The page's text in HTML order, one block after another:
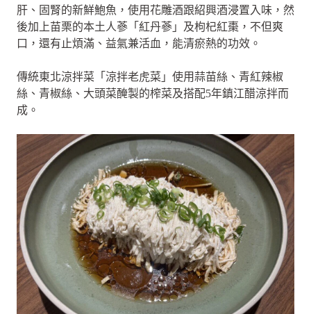
肝、固腎的新鮮鮑魚，使用花雕酒跟紹興酒浸置入味，然
後加上苗栗的本土人蔘「紅丹蔘」及枸杞紅棗，不但爽
口，還有止煩滿、益氣兼活血，能清瘀熱的功效。
傳統東北涼拌菜「涼拌老虎菜」使用蒜苗絲、青紅辣椒
絲、青椒絲、大頭菜醃製的榨菜及搭配5年鎮江醋涼拌而
成。